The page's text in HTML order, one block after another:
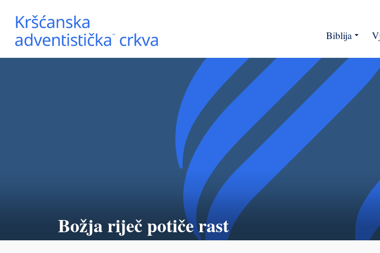
Biblija
Božja riječ potiče rast